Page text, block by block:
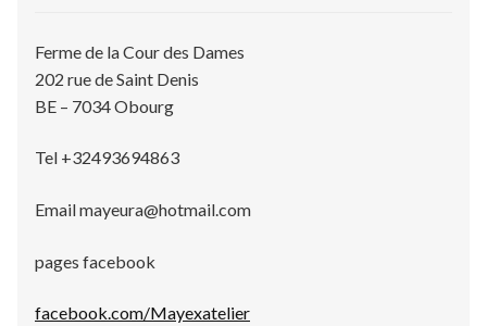
Ferme de la Cour des Dames
202 rue de Saint Denis
BE – 7034 Obourg
Tel +32493694863
Email mayeura@hotmail.com
pages facebook
facebook.com/Mayexatelier